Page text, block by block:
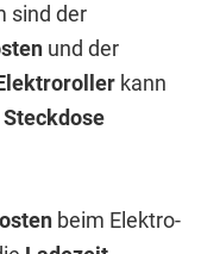
sind der
und der
kann
Steckdose
beim Elektro-